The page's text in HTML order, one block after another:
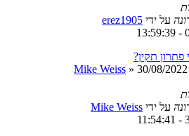
על ידי erez1905
פתרון תקין?
Mike Weiss » 30/08/
על ידי Mike Weiss